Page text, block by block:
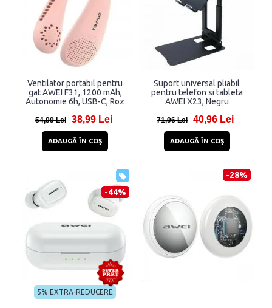
Ventilator portabil pentru
gat AWEI F31, 1200 mAh,
Autonomie 6h, USB-C, Roz
54,99 Lei 38,99 Lei
ADAUGĂ ÎN COŞ
Suport universal pliabil
pentru telefon si tableta
AWEI X23, Negru
71,96 Lei 40,96 Lei
ADAUGĂ ÎN COŞ
-44%
5% EXTRA-REDUCERE
-28%